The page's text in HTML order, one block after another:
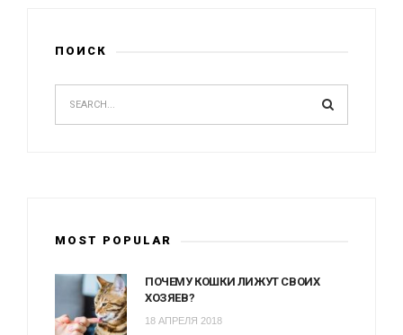
ПОИСК
MOST POPULAR
ПОЧЕМУ КОШКИ ЛИЖУТ СВОИХ
ХОЗЯЕВ?
18 АПРЕЛЯ 2018